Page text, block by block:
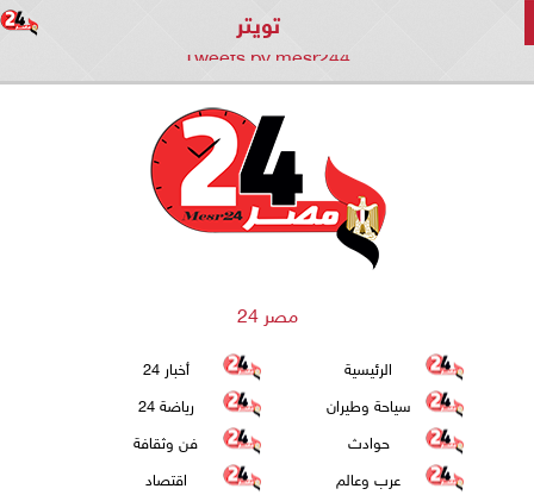
تويتر
Tweets by mesr244
مصر 24
الرئيسية
أخبار 24
سياحة وطيران
رياضة 24
حوادث
فن وثقافة
عرب وعالم
اقتصاد